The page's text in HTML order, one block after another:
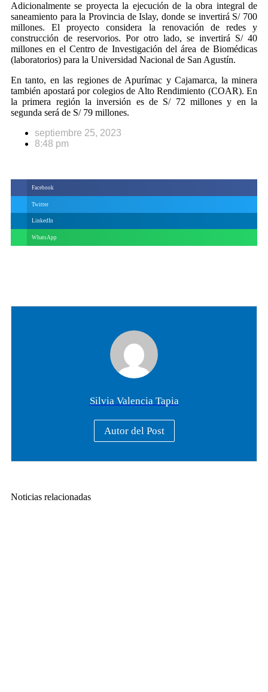
Adicionalmente se proyecta la ejecución de la obra integral de
saneamiento para la Provincia de Islay, donde se invertirá S/ 700
millones. El proyecto considera la renovación de redes y
construcción de reservorios. Por otro lado, se invertirá S/ 40
millones en el Centro de Investigación del área de Biomédicas
(laboratorios) para la Universidad Nacional de San Agustín.
En tanto, en las regiones de Apurímac y Cajamarca, la minera
también apostará por colegios de Alto Rendimiento (COAR). En
la primera región la inversión es de S/ 72 millones y en la
segunda será de S/ 79 millones.
septiembre 25, 2023
8:48 pm
Facebook
Twitter
LinkedIn
WhatsApp
Silvia Valencia Tapia
Autor del Post
Noticias relacionadas